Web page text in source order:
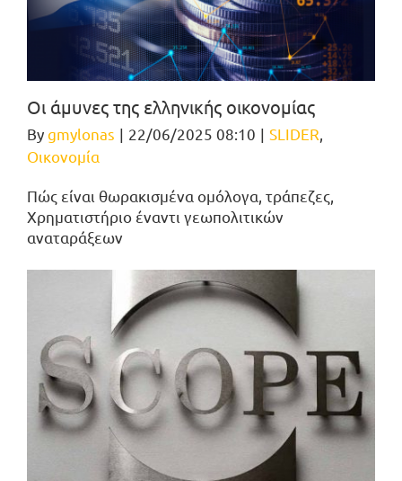
Οι άμυνες της ελληνικής οικονομίας
Bygmylonas | 22/06/2025 08:10 | SLIDER,
Οικονομία
Πώς είναι θωρακισμένα ομόλογα, τράπεζες,
Χρηματιστήριο έναντι γεωπολιτικών
αναταράξεων